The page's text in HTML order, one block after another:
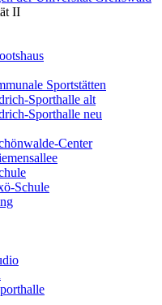
II
Sportstätten
Sporthalle alt
Sporthalle neu
Center
Schule